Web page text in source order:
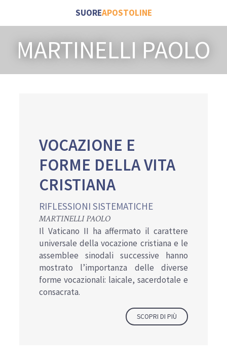
SUOREAPOSTOLINE
MARTINELLI PAOLO
VOCAZIONE E
FORME DELLA VITA
CRISTIANA
RIFLESSIONI SISTEMATICHE
MARTINELLI PAOLO
Il Vaticano II ha affermato il carattere
universale della vocazione cristiana e le
assemblee sinodali successive hanno
mostrato l’importanza delle diverse
forme vocazionali: laicale, sacerdotale e
consacrata.
SCOPRI DI PIÙ